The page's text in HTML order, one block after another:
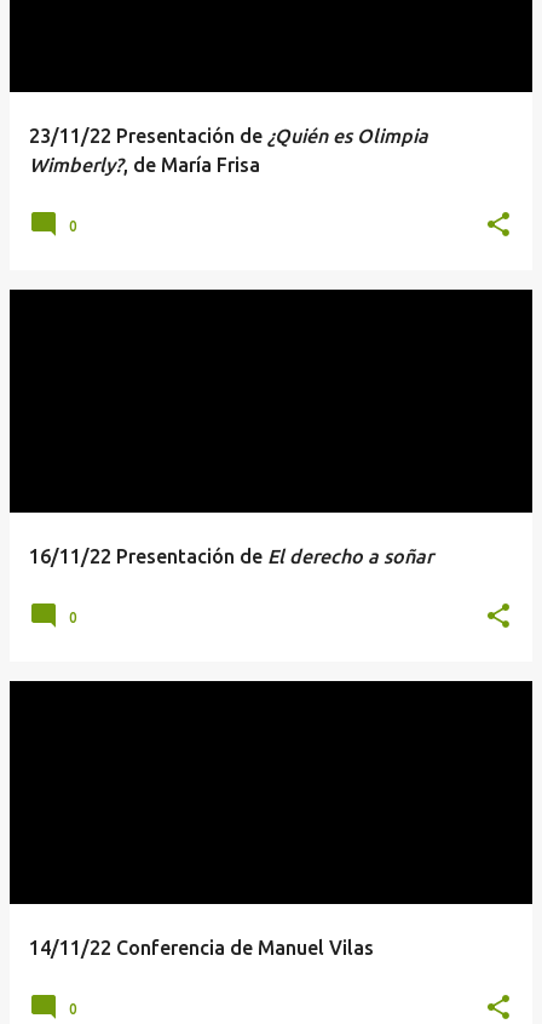
23/11/22 Presentación de ¿Quién es Olimpia
Wimberly?, de María Frisa
0
16/11/22 Presentación de El derecho a soñar
0
14/11/22 Conferencia de Manuel Vilas
0